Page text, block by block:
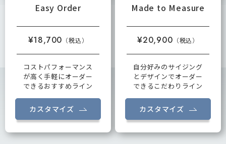
Easy Order
¥18,700
コストパフォーマンス
が高く手軽にオーダー
できるおすすめライン
カスタマイズ
Made to Measure
¥20,900
自分好みのサイジング
とデザインでオーダー
できるこだわりライン
カスタマイズ